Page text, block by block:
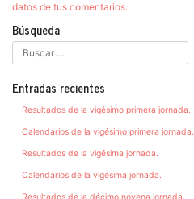
datos de tus comentarios.
Búsqueda
Entradas recientes
Resultados de la vigésimo primera jornada.
Calendarios de la vigésimo primera jornada.
Resultados de la vigésima jornada.
Calendarios de la vigésima jornada.